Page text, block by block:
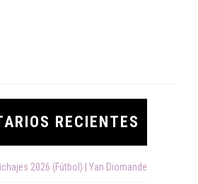
RECIENTES
2026 (Fútbol) | Yan Diomande